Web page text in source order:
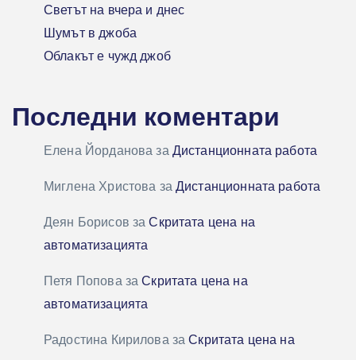
Светът на вчера и днес
Шумът в джоба
Облакът е чужд джоб
Последни коментари
Елена ЙордановазаДистанционната работа
Миглена Христова заДистанционната работа
Деян Борисов заСкритата цена на
автоматизацията
Петя ПоповазаСкритата цена на
автоматизацията
Радостина КириловазаСкритата цена на